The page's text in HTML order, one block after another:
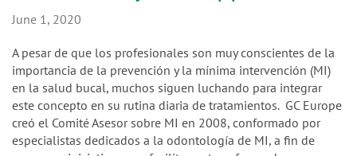
June 1, 2020
A pesar de que los profesionales son muy conscientes de la
importancia de la prevención y la mínima intervención (MI)
en la salud bucal, muchos siguen luchando para integrar
este concepto en su rutina diaria de tratamientos. GC Europe
creó el Comité Asesor sobre MI en 2008, conformado por
especialistas dedicados a la odontología de MI, a fin de